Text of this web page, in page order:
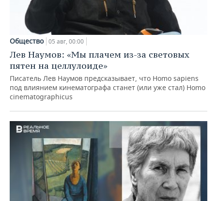
Общество 05 авг, 00:00
Лев Наумов: «Мы плачем из-за световых
пятен на целлулоиде»
Писатель Лев Наумов предсказывает, что Homo sapiens
под влиянием кинематографа станет (или уже стал) Homo
cinematographicus